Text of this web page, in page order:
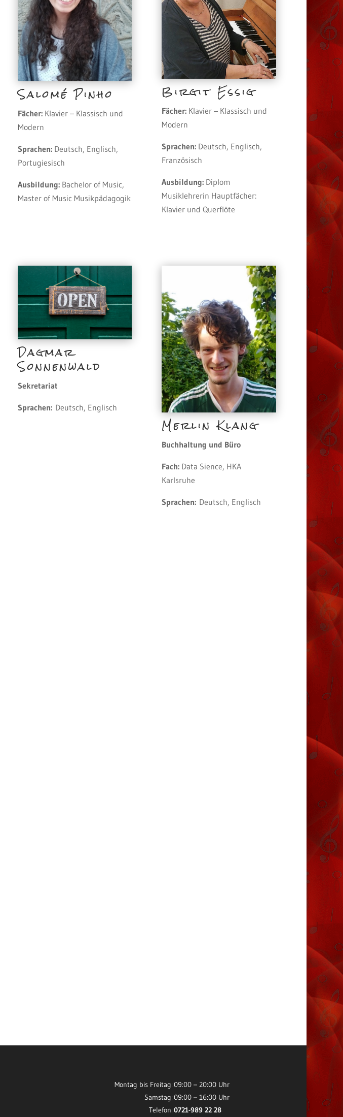
Salomé Pinho
Fächer: Klavier – Klassisch und
Modern
Sprachen:Deutsch, Englisch,
Portugiesisch
Ausbildung:Bachelor of Music,
Master of Music Musikpädagogik
Birgit Essig
Fächer: Klavier – Klassisch und
Modern
Sprachen: Deutsch, Englisch,
Französisch
Ausbildung: Diplom
Musiklehrerin Hauptfächer:
Klavier und Querflöte
Dagmar
Sonnenwald
Sekretariat
Sprachen: Deutsch, Englisch
Merlin Klang
Buchhaltung und Büro
Fach: Data Sience, HKA
Karlsruhe
Sprachen: Deutsch, Englisch
Montag bis Freitag:09:00 – 20:00 Uhr
Samstag:09:00 – 16:00 Uhr
Telefon:0721-989 22 28